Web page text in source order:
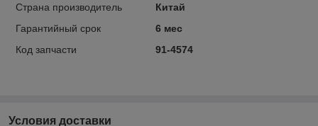
Страна производитель
Китай
Гарантийный срок
6 мес
Код запчасти
91-4574
Условия доставки